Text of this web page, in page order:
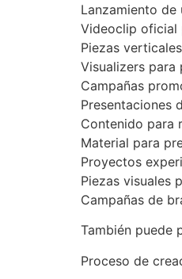
Lanzamiento de
Videoclip oficial
Piezas
Visualizers para
Campañas
Presentaciones
Contenido para
Material para
Proyectos
Piezas visuales
Campañas de
También puede
Proceso de